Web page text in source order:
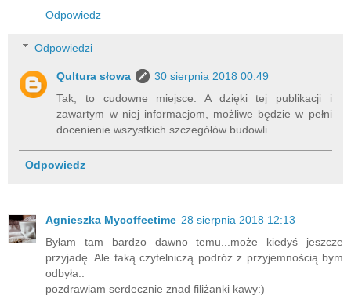
Odpowiedz
Odpowiedzi
Qultura słowa
30 sierpnia 2018 00:49
Tak, to cudowne miejsce. A dzięki tej publikacji i
zawartym w niej informacjom, możliwe będzie w pełni
docenienie wszystkich szczegółów budowli.
Odpowiedz
Agnieszka Mycoffeetime 28 sierpnia 2018 12:13
Byłam tam bardzo dawno temu...może kiedyś jeszcze
przyjadę. Ale taką czytelniczą podróż z przyjemnością bym
odbyła..
pozdrawiam serdecznie znad filiżanki kawy:)